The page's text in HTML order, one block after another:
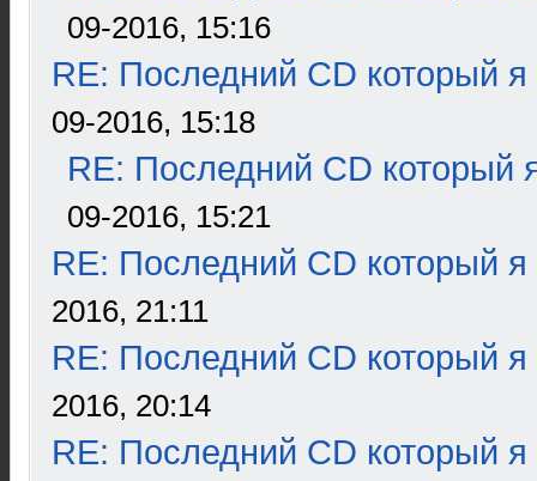
09-2016, 15:16
RE: Последний CD который я
09-2016, 15:18
RE: Последний CD который
09-2016, 15:21
RE: Последний CD который я
2016, 21:11
RE: Последний CD который я
2016, 20:14
RE: Последний CD который я